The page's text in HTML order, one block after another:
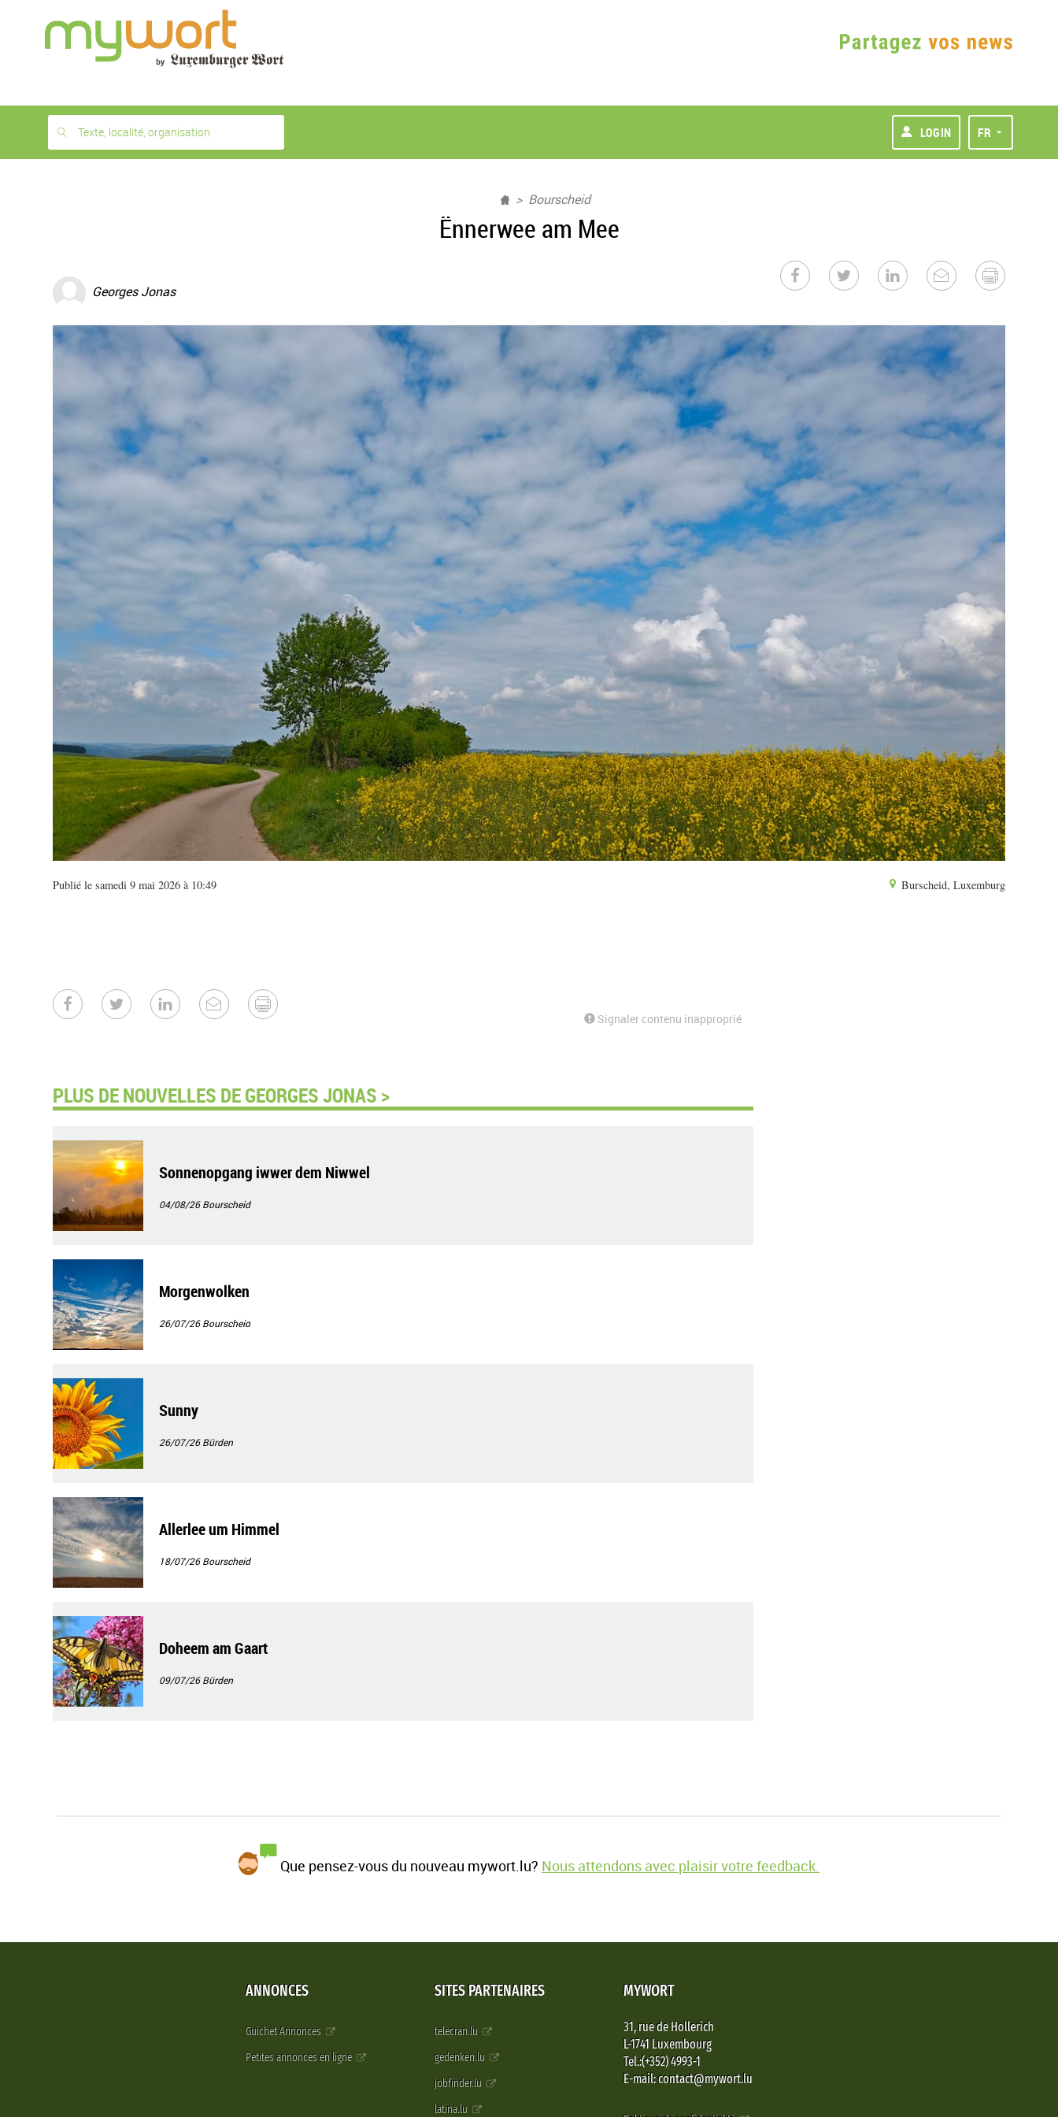
month
free
Texte, localité, organisation LOGIN FR
Bourscheid
Ënnerwee am Mee
Georges Jonas
Publié le samedi 9 mai 2026 à 10:49 Burscheid, Luxemburg
Signaler contenu inapproprié
PLUS DE NOUVELLES DE GEORGES JONAS >
Sonnenopgang iwwer dem Niwwel
04/08/26Bourscheid
Morgenwolken
26/07/26Bourscheid
Sunny
26/07/26Bürden
Allerlee um Himmel
18/07/26Bourscheid
Doheem am Gaart
09/07/26Bürden
Que pensez-vous du nouveau mywort.lu? Nous attendons avec plaisir votre feedback.
ANNONCES
Guichet Annonces
Petites annonces en ligne
SITES PARTENAIRES
telecran.lu
gedenken.lu
jobfinder.lu
latina.lu
MYWORT
31, rue de Hollerich
L-1741 Luxembourg
Tel.:(+352) 4993-1
E-mail: contact@mywort.lu